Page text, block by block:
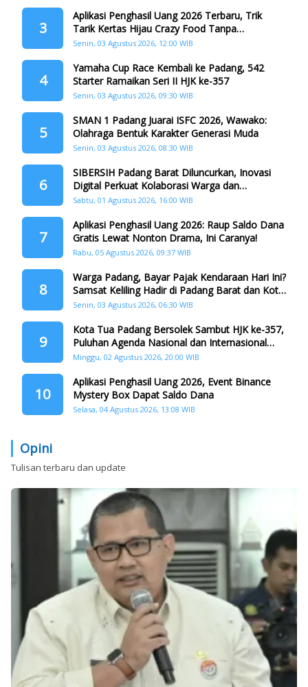
3
Aplikasi Penghasil Uang 2026 Terbaru, Trik
Tarik Kertas Hijau Crazy Food Tanpa
Penggandaan
Senin, 03 Agustus 2026, 12:00 WIB
4
Yamaha Cup Race Kembali ke Padang, 542
Starter Ramaikan Seri II HJK ke-357
Senin, 03 Agustus 2026, 09:30 WIB
5
SMAN 1 Padang Juarai ISFC 2026, Wawako:
Olahraga Bentuk Karakter Generasi Muda
Senin, 03 Agustus 2026, 08:30 WIB
6
SIBERSIH Padang Barat Diluncurkan, Inovasi
Digital Perkuat Kolaborasi Warga dan
Pemerintah Atasi Persampahan
Sabtu, 01 Agustus 2026, 16:00 WIB
7
Aplikasi Penghasil Uang 2026: Raup Saldo Dana
Gratis Lewat Nonton Drama, Ini Caranya!
Rabu, 05 Agustus 2026, 09:37 WIB
8
Warga Padang, Bayar Pajak Kendaraan Hari Ini?
Samsat Keliling Hadir di Padang Barat dan Koto
Tangah
Senin, 03 Agustus 2026, 06:30 WIB
9
Kota Tua Padang Bersolek Sambut HJK ke-357,
Puluhan Agenda Nasional dan Internasional
Siap Digelar
Minggu, 02 Agustus 2026, 20:00 WIB
10
Aplikasi Penghasil Uang 2026, Event Binance
Mystery Box Dapat Saldo Dana
Selasa, 04 Agustus 2026, 13:08 WIB
Opini
Tulisan terbaru dan update